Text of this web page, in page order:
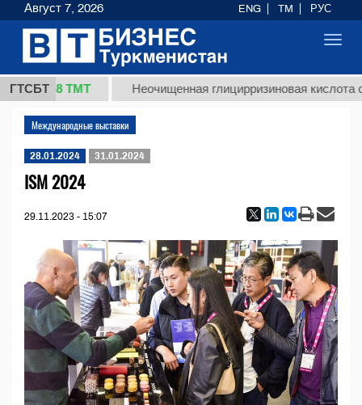
ГТСБТ
37,8 ТМТ Неочищенная глицирризиновая кислота
Международные выставки
28.01.2024 31.01.2024
ISM 2024
29.11.2023 - 15:07
Август 7, 2026 ENG TM РУС